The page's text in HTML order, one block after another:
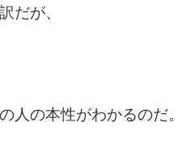
だが、
人の本性がわかるのだ。